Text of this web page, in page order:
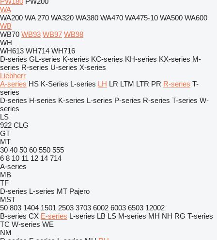
WA
WA200 WA 270 WA320 WA380 WA470 WA475-10 WA500 WA600
WB
WB70 WB93 WB97 WB98
WH
WH613 WH714 WH716
D-series GL-series K-series KC-series KH-series KX-series M-
series R-series U-series X-series
Liebherr
A-series HS K-Series L-series LH LR LTM LTR PR R-series T-
series
D-series H-series K-series L-series P-series R-series T-series W-
series
LS
922 CLG
GT
MT
30 40 50 60 550 555
6 8 10 11 12 14 714
A-series
MB
TF
D-series L-series MT Pajero
MST
50 803 1404 1501 2503 3703 6002 6003 6503 12002
B-series CX E-series L-series LB LS M-series MH NH RG T-series
TC W-series WE
NM